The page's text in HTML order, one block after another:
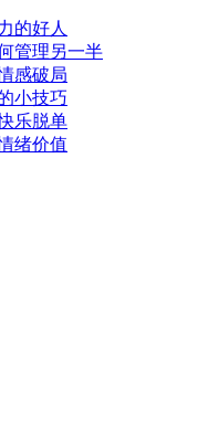
的好人
管理另一半
感破局
小技巧
乐脱单
绪价值